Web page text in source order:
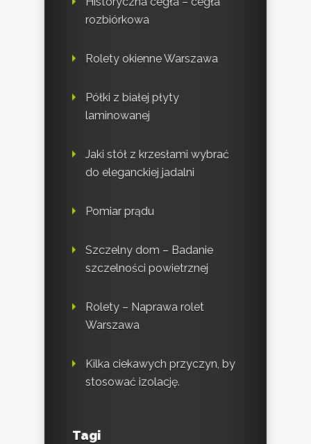
rozbiórkowa
Rolety okienne Warszawa
Półki z białej płyty
laminowanej
Jaki stół z krzesłami wybrać
do eleganckiej jadalni
Pomiar prądu
Szczelny dom – Badanie
szczelności powietrznej
Rolety – Naprawa rolet
Warszawa
Kilka ciekawych przyczyn, by
stosować izolację.
Tagi